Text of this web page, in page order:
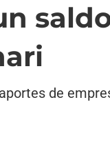
de